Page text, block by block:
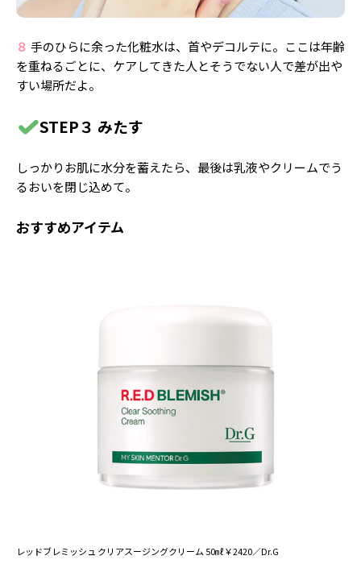
８ 手のひらに余った化粧水は、首やデコルテに。ここは年齢
を重ねるごとに、ケアしてきた人とそうでない人で差が出や
すい場所だよ。
STEP３ みたす
しっかりお肌に水分を蓄えたら、最後は乳液やクリームでう
るおいを閉じ込めて。
おすすめアイテム
レッドブレミッシュ クリアスージングクリーム 50㎖￥2420／Dr.G